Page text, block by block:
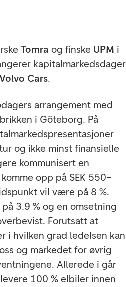
Tomra og finske UPM i
kapitalmarkedsdager
Volvo Cars.
arrangement med
i Göteborg. På
og ikke minst finansielle
kommunisert en
opp på SEK 550–
vil være på 8 %.
3.9 % og en omsetning
Forutsatt at
i hvilken grad ledelsen kan
og markedet for øvrig
Allerede i går
100 % elbiler innen